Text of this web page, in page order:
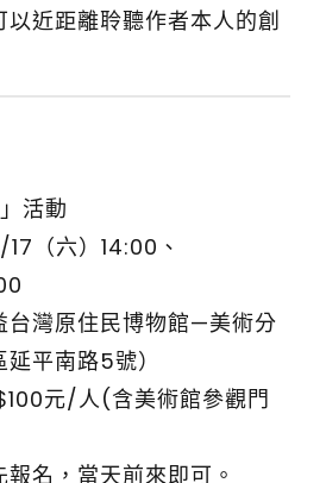
以近距離聆聽作者本人的創
活動
（六）14:00、
台灣原住民博物館—美術分
平南路5號）
元/人(含美術館參觀門
名，當天前來即可。